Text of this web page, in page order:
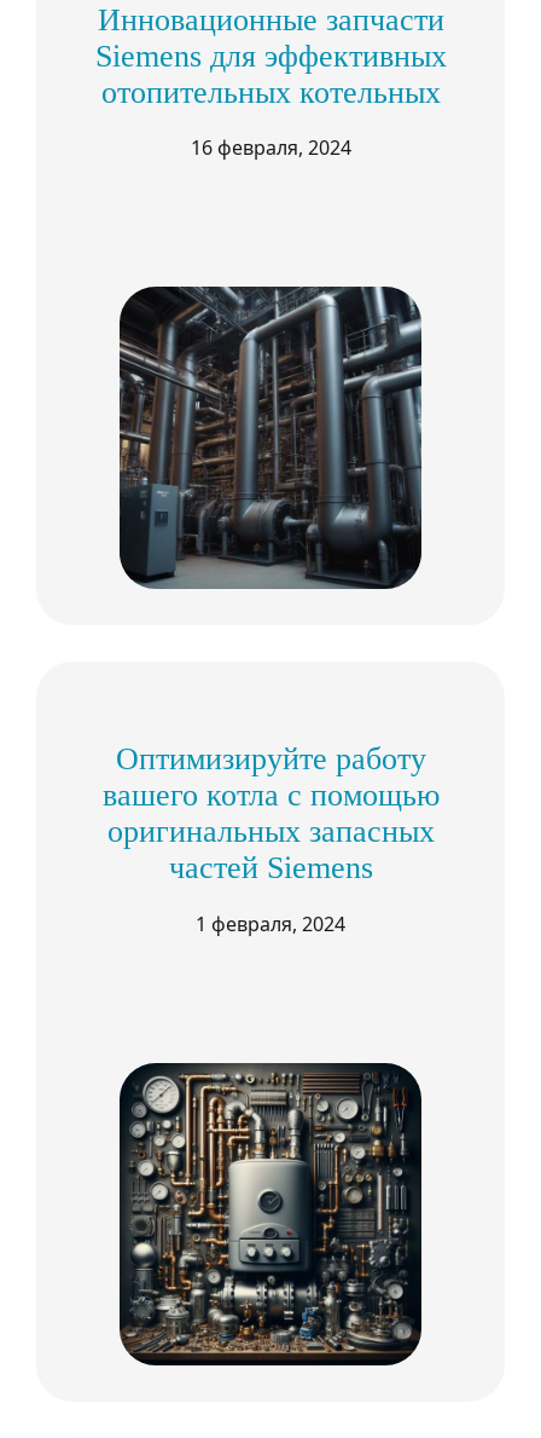
Инновационные запчасти
Siemens для эффективных
отопительных котельных
16 февраля, 2024
Оптимизируйте работу
вашего котла с помощью
оригинальных запасных
частей Siemens
1 февраля, 2024